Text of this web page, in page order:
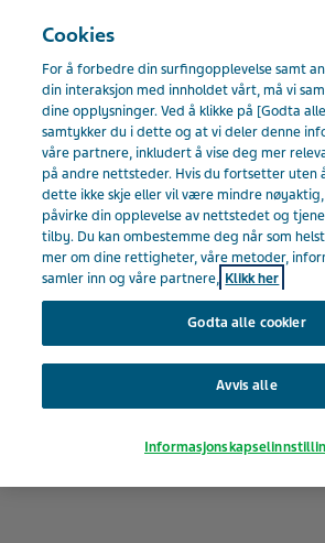
Norway Nyheter og media Alle
en ny 2D-strekkode i kampen mot falske legemidler
Teva lanserer en
strekkode i
falske legemidler
Cookies
For å forbedre din surfingopplevelse samt
din interaksjon med innholdet vårt, må vi
dine opplysninger. Ved å klikke på [Godta
samtykker du i dette og at vi deler denne
våre partnere, inkludert å vise deg mer
på andre nettsteder. Hvis du fortsetter uten
dette ikke skje eller vil være mindre nøyaktig,
påvirke din opplevelse av nettstedet og
tilby. Du kan ombestemme deg når som
mer om dine rettigheter, våre metoder,
samler inn og våre partnere, Klikk her
Godta alle cookier
Avvis alle